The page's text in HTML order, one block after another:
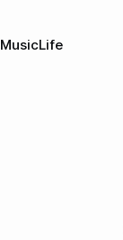
MusicLife